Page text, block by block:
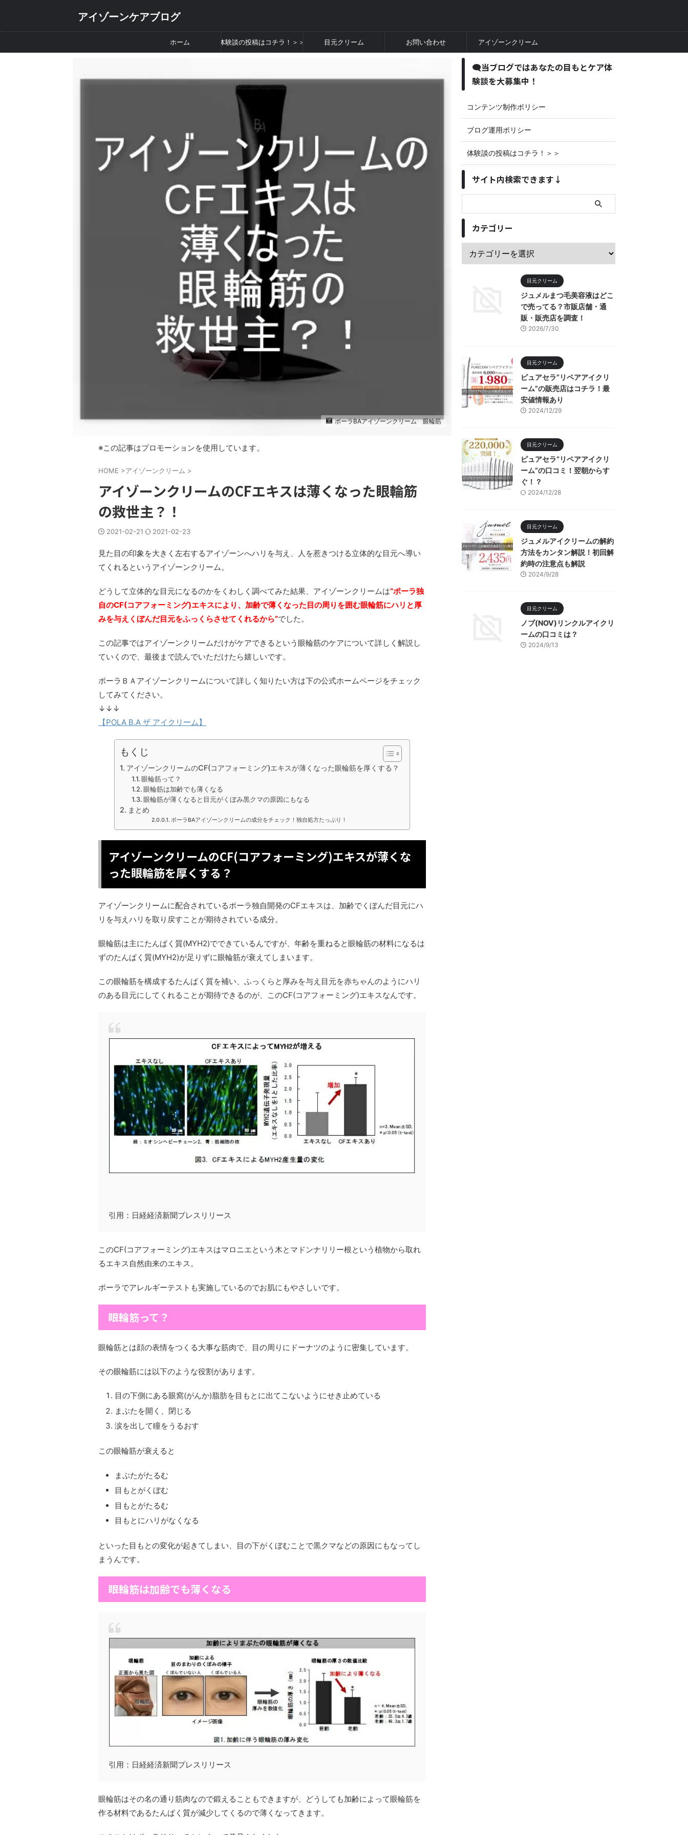
アイゾーンケアブログ
ホーム 体験談の投稿はコチラ！＞＞ 目元クリーム お問い合わせ アイゾーンクリーム
ポーラBAアイゾーンクリーム 眼輪筋
※この記事はプロモーションを使用しています。
HOME >アイゾーンクリーム >
アイゾーンクリームのCFエキスは薄くなった眼輪筋
の救世主？！
2021-02-21 2021-02-23
見た目の印象を大きく左右するアイゾーンへハリを与え、人を惹きつける立体的な目元へ導い
てくれるというアイゾーンクリーム。
どうして立体的な目元になるのかをくわしく調べてみた結果、アイゾーンクリームは”ポーラ独
自のCF(コアフォーミング)エキスにより、加齢で薄くなった目の周りを囲む眼輪筋にハリと厚
みを与えくぼんだ目元をふっくらさせてくれるから”でした。
この記事ではアイゾーンクリームだけがケアできるという眼輪筋のケアについて詳しく解説し
ていくので、最後まで読んでいただけたら嬉しいです。
ポーラＢＡアイゾーンクリームについて詳しく知りたい方は下の公式ホームページをチェック
してみてください。
↓↓↓
【POLA B.A ザ アイクリーム】
もくじ
アイゾーンクリームのCF(コアフォーミング)エキスが薄くなった眼輪筋を厚くする？
眼輪筋って？
眼輪筋は加齢でも薄くなる
眼輪筋が薄くなると目元がくぼみ黒クマの原因にもなる
まとめ
ポーラBAアイゾーンクリームの成分をチェック！独自処方たっぷり！
アイゾーンクリームのCF(コアフォーミング)エキスが薄くな
った眼輪筋を厚くする？
アイゾーンクリームに配合されているポーラ独自開発のCFエキスは、加齢でくぼんだ目元にハ
リを与えハリを取り戻すことが期待されている成分。
眼輪筋は主にたんぱく質(MYH2)でできているんですが、年齢を重ねると眼輪筋の材料になるは
ずのたんぱく質(MYH2)が足りずに眼輪筋が衰えてしまいます。
この眼輪筋を構成するたんぱく質を補い、ふっくらと厚みを与え目元を赤ちゃんのようにハリ
のある目元にしてくれることが期待できるのが、このCF(コアフォーミング)エキスなんです。
引用：日経経済新聞プレスリリース
このCF(コアフォーミング)エキスはマロニエという木とマドンナリリー根という植物から取れ
るエキス自然由来のエキス。
ポーラでアレルギーテストも実施しているのでお肌にもやさしいです。
眼輪筋って？
眼輪筋とは顔の表情をつくる大事な筋肉で、目の周りにドーナツのように密集しています。
その眼輪筋には以下のような役割があります。
目の下側にある眼窩(がんか)脂肪を目もとに出てこないようにせき止めている
まぶたを開く、閉じる
涙を出して瞳をうるおす
この眼輪筋が衰えると
まぶたがたるむ
目もとがくぼむ
目もとがたるむ
目もとにハリがなくなる
といった目もとの変化が起きてしまい、目の下がくぼむことで黒クマなどの原因にもなってし
まうんです。
眼輪筋は加齢でも薄くなる
引用：日経経済新聞プレスリリース
眼輪筋はその名の通り筋肉なので鍛えることもできますが、どうしても加齢によって眼輪筋を
作る材料であるたんぱく質が減少してくるので薄くなってきます。
🗨当ブログではあなたの目もとケア体
験談を大募集中！
コンテンツ制作ポリシー
ブログ運用ポリシー
体験談の投稿はコチラ！＞＞
サイト内検索できます↓
カテゴリー
目元クリーム
ジュメルまつ毛美容液はどこ
で売ってる？市販店舗・通
販・販売店を調査！
2026/7/30
目元クリーム
ピュアセラ”リペアアイクリ
ーム”の販売店はコチラ！最
安値情報あり
2024/12/29
目元クリーム
ピュアセラ”リペアアイクリ
ーム”の口コミ！翌朝からす
ぐ！？
2024/12/28
目元クリーム
ジュメルアイクリームの解約
方法をカンタン解説！初回解
約時の注意点も解説
2024/9/28
目元クリーム
ノブ(NOV)リンクルアイクリ
ームの口コミは？
2024/9/13